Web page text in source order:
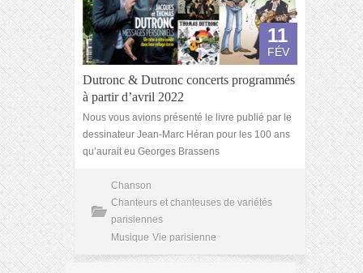
11
FÉV
Dutronc & Dutronc concerts programmés
à partir d’avril 2022
Nous vous avions présenté le livre publié par le
dessinateur Jean-Marc Héran pour les 100 ans
qu’aurait eu Georges Brassens
Chanson
Chanteurs et chanteuses de variétés
parisiennes
Musique Vie parisienne